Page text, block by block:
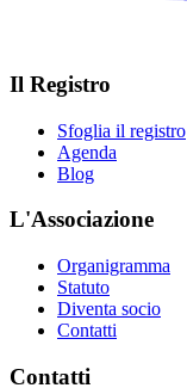
Il Registro
Sfoglia il registro
Agenda
Blog
L'Associazione
Organigramma
Statuto
Diventa socio
Contatti
Contatti